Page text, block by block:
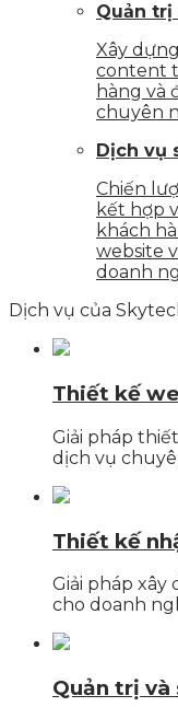
Quản trị
Xây
content
hàng và
chuyên
Dịch vụ
Chiến
kết hợp
khách
website
doanh
Dịch vụ của
Thiết kế
Giải pháp
dịch vụ
Thiết kế
Giải pháp
cho doanh
Quản trị và